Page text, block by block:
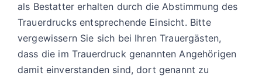
als Bestatter erhalten durch die Abstimmung des
Trauerdrucks entsprechende Einsicht. Bitte
vergewissern Sie sich bei Ihren Trauergästen,
dass die im Trauerdruck genannten Angehörigen
damit einverstanden sind, dort genannt zu